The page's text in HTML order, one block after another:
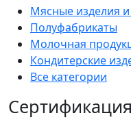
Мясные изделия
Полуфабрикаты
Молочная
Кондитерские
Все категории
Сертификация